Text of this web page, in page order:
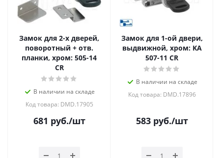
Замок для 2-х дверей,
поворотный + отв.
планки, хром: 505-14
CR
В наличии на складе
Код товара: DMD.17905
681 руб./шт
Замок для 1-ой двери,
выдвижной, хром: KA
507-11 CR
В наличии на складе
Код товара: DMD.17896
583руб./шт